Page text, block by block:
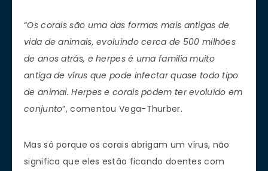
“Os corais são uma das formas mais antigas de
vida de animais, evoluindo cerca de 500 milhões
de anos atrás, e herpes é uma família muito
antiga de vírus que pode infectar quase todo tipo
de animal. Herpes e corais podem ter evoluído em
conjunto”, comentou Vega-Thurber.
Mas só porque os corais abrigam um vírus, não
significa que eles estão ficando doentes com